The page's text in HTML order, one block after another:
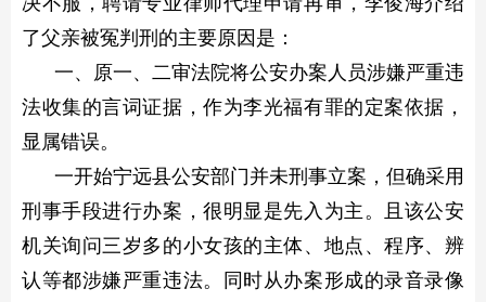
了父亲被冤判刑的主要原因是：
一、原一、二审法院将公安办案人员涉嫌严重违
法收集的言词证据，作为李光福有罪的定案依据，
显属错误。
一开始宁远县公安部门并未刑事立案，但确采用
刑事手段进行办案，很明显是先入为主。且该公安
机关询问三岁多的小女孩的主体、地点、程序、辨
认等都涉嫌严重违法。同时从办案形成的录音录像